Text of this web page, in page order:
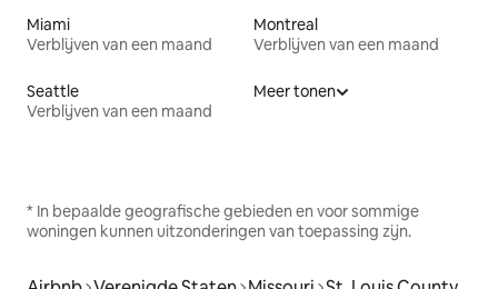
Miami
Verblijven van een maand
Montreal
Verblijven van een maand
Seattle
Verblijven van een maand
Meer tonen
* In bepaalde geografische gebieden en voor sommige
woningen kunnen uitzonderingen van toepassing zijn.